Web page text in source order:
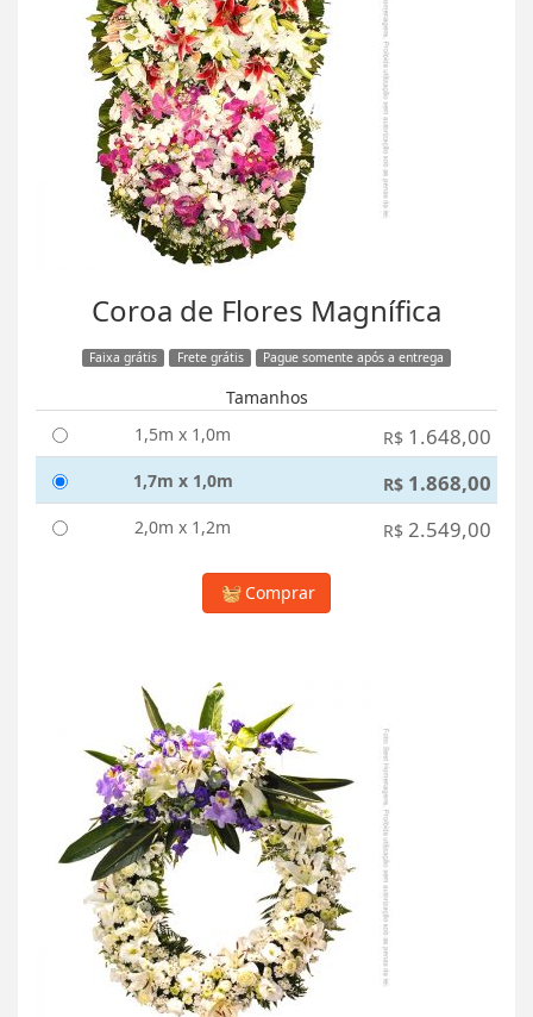
Coroa de Flores Magnífica
Faixa grátis Frete grátis Pague somente após a entrega
Tamanhos
1,5m x 1,0m
R$ 1.648,00
1,7m x 1,0m R$ 1.868,00
2,0m x 1,2m R$ 2.549,00
Comprar